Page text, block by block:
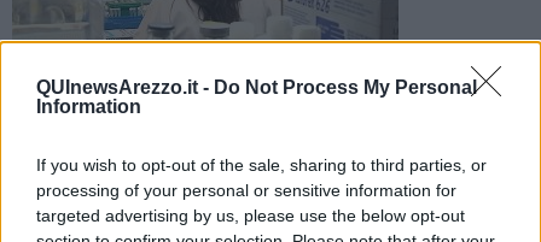
QUInewsArezzo.it - Do Not Process My Personal
Information
If you wish to opt-out of the sale, sharing to third parties, or
processing of your personal or sensitive information for
targeted advertising by us, please use the below opt-out
Il dato del contagio tra il capoluogo e la provincia rimane